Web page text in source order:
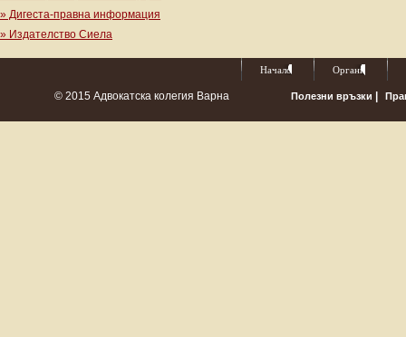
» Дигеста-правна информация
» Издателство Сиела
Начало Органи
© 2015 Адвокатска колегия Варна Полезни връзки